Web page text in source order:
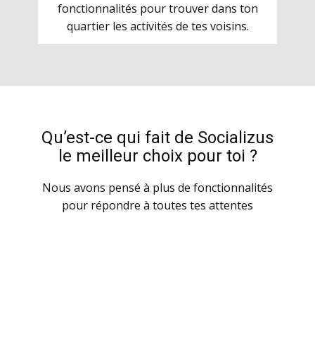
fonctionnalités pour trouver dans ton
quartier les activités de tes voisins.
Qu’est-ce qui fait de Socializus
le meilleur choix pour toi ?
Nous avons pensé à plus de fonctionnalités
pour répondre à toutes tes attentes